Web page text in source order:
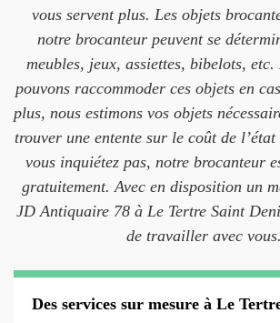
vous servent plus. Les objets
notre brocanteur peuvent se
meubles, jeux, assiettes, bibelots, etc.
pouvons raccommoder ces objets en
plus, nous estimons vos objets
trouver une entente sur le coût de
vous inquiétez pas, notre brocanteur
gratuitement. Avec en disposition un
JD Antiquaire 78 à Le Tertre Saint
de travailler avec vous.
Des services sur mesure à Le